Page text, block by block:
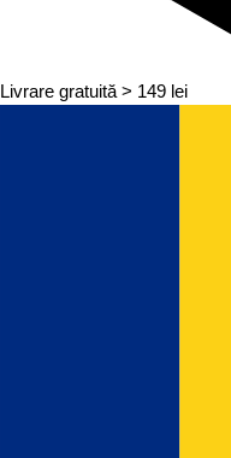
Livrare gratuită > 149 lei